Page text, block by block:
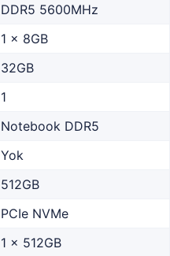
DDR5 5600MHz
1 x 8GB
32GB
1
Notebook DDR5
Yok
512GB
PCIe NVMe
1 x 512GB